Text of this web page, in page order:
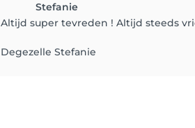
Stefanie
Altijd super tevreden ! Altijd steeds
Degezelle Stefanie